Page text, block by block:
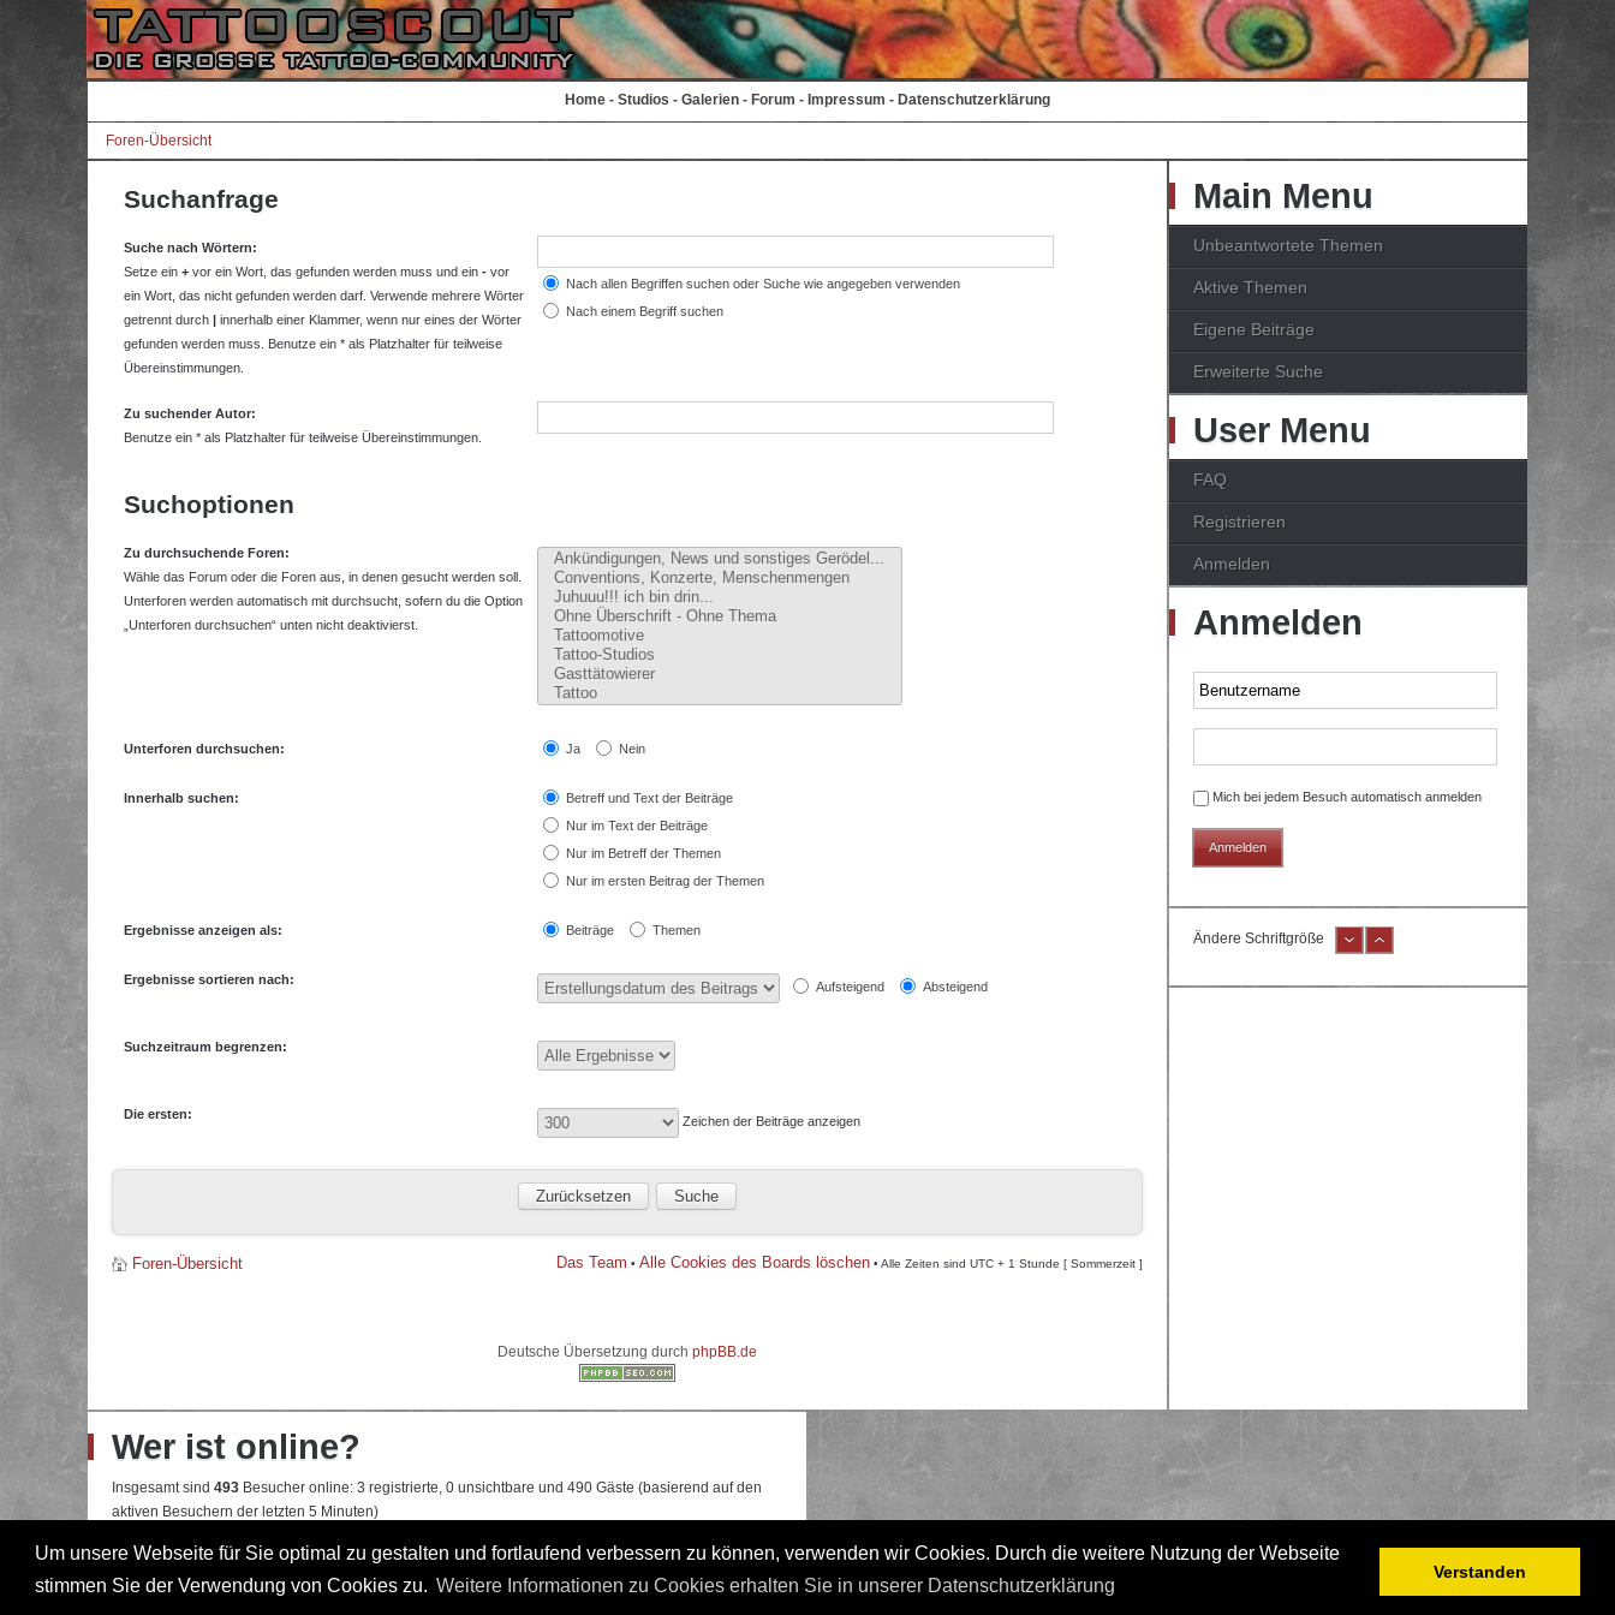
Um unsere Webseite für Sie optimal zu gestalten und fortlaufend verbessern zu können, verwenden wir Cookies. Durch die weitere Nutzung der Webseite
stimmen Sie der Verwendung von Cookies zu. Weitere Informationen zu Cookies erhalten Sie in unserer Datenschutzerklärung
Verstanden
Home - Studios - Galerien - Forum - Impressum - Datenschutzerklärung
Foren-Übersicht
Suchanfrage
Suche nach Wörtern:
Setze ein + vor ein Wort, das gefunden werden muss und ein - vor
ein Wort, das nicht gefunden werden darf. Verwende mehrere Wörter
getrennt durch | innerhalb einer Klammer, wenn nur eines der Wörter
gefunden werden muss. Benutze ein * als Platzhalter für teilweise
Übereinstimmungen.
Nach allen Begriffen suchen oder Suche wie angegeben verwenden
Nach einem Begriff suchen
Zu suchender Autor:
Benutze ein * als Platzhalter für teilweise Übereinstimmungen.
Suchoptionen
Zu durchsuchende Foren:
Wähle das Forum oder die Foren aus, in denen gesucht werden soll.
Unterforen werden automatisch mit durchsucht, sofern du die Option
„Unterforen durchsuchen“ unten nicht deaktivierst.
Unterforen durchsuchen: Ja Nein
Innerhalb suchen:
Betreff und Text der Beiträge
Nur im Text der Beiträge
Nur im Betreff der Themen
Nur im ersten Beitrag der Themen
Ergebnisse anzeigen als: Beiträge Themen
Ergebnisse sortieren nach:
Aufsteigend Absteigend
Suchzeitraum begrenzen:
Die ersten:
Zeichen der Beiträge anzeigen
Foren-Übersicht Das Team • Alle Cookies des Boards löschen • Alle Zeiten sind UTC + 1 Stunde [ Sommerzeit ]
Deutsche Übersetzung durch phpBB.de
Main Menu
Unbeantwortete Themen
Aktive Themen
Eigene Beiträge
Erweiterte Suche
User Menu
FAQ
Registrieren
Anmelden
Anmelden
Mich bei jedem Besuch automatisch anmelden
Ändere Schriftgröße
Wer ist online?
Insgesamt sind 493 Besucher online: 3 registrierte, 0 unsichtbare und 490 Gäste (basierend auf den
aktiven Besuchern der letzten 5 Minuten)
Mitglieder:Google [Bot],Google Adsense [Bot] Majestic-12 [Bot]